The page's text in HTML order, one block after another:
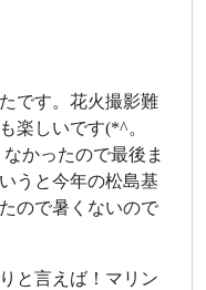
です。花火撮影難
楽しいです(*^。
かったので最後ま
うと今年の松島基
ので暑くないので
と言えば！マリン